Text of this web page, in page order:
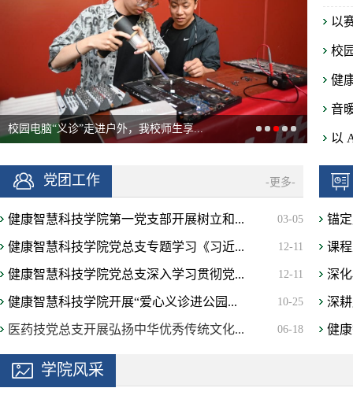
校园电脑“义诊”走进户外，我校师生享...
以
校
健
音
以
党团工作 -更多-
03-05
健康智慧科技学院第一党支部开展树立和...
12-11
健康智慧科技学院党总支专题学习《习近...
12-11
健康智慧科技学院党总支深入学习贯彻党...
10-25
健康智慧科技学院开展“爱心义诊进公园...
06-18
医药技党总支开展弘扬中华优秀传统文化...
锚
课
深
深
健
学院风采